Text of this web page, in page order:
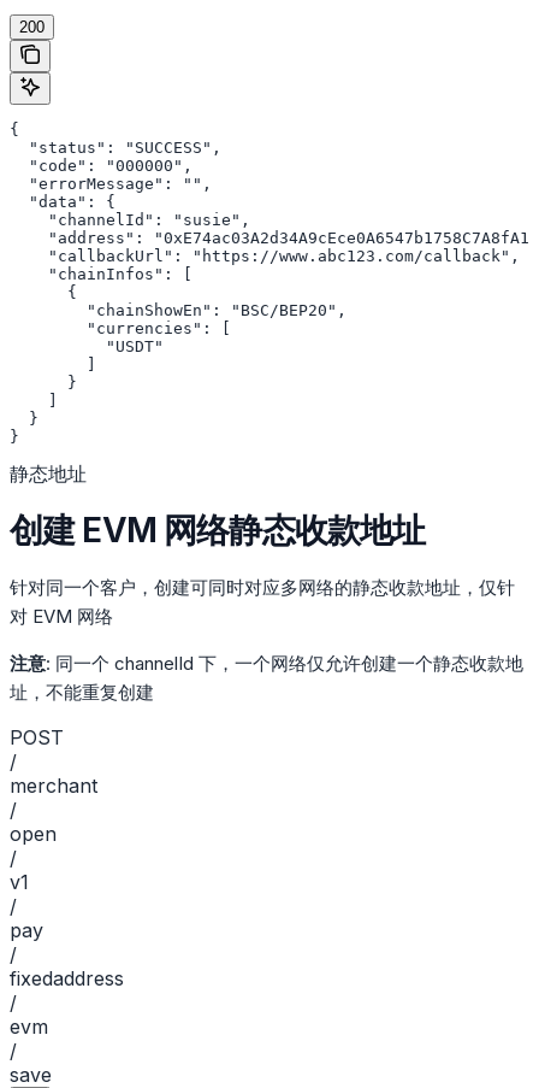
200
{
  "status": "SUCCESS",
  "code": "000000",
  "errorMessage": "",
  "data": {
    "channelId": "susie",
"address":
    "callbackUrl": "https://www.abc123.com/callback",
    "chainInfos": [
      {
        "chainShowEn": "BSC/BEP20",
        "currencies": [
          "USDT"
      }
  }
}
静态地址
创建 EVM 网络静态收款地址
针对同一个客户，创建可同时对应多网络的静态收款地址，仅针
对 EVM 网络
注意: 同一个 channelId 下，一个网络仅允许创建一个静态收款地
址，不能重复创建
POST
/
merchant
/
open
/
v1
/
pay
/
fixedaddress
/
evm
/
save